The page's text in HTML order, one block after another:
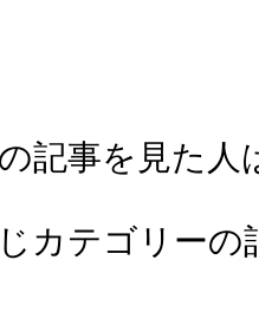
記事を見た人
カテゴリーの